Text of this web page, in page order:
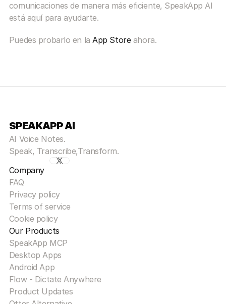
comunicaciones de manera más eficiente, SpeakApp AI
está aquí para ayudarte.
Puedes probarlo en la App Store ahora.
SPEAKAPP AI
AI Voice Notes.
Speak, Transcribe,Transform.
Company
FAQ
Privacy policy
Terms of service
Cookie policy
Our Products
SpeakApp MCP
Desktop Apps
Android App
Flow - Dictate Anywhere
Product Updates